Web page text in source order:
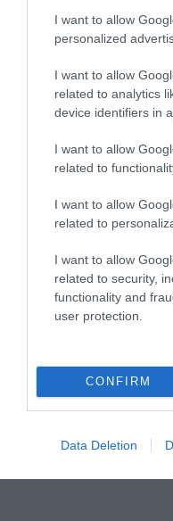
I want to allow
personalized
I want to allow
related to analytics
device identifiers in
I want to allow
related to
I want to allow
related to
I want to allow
related to security,
functionality and
user protection.
CONFIRM
Data Deletion